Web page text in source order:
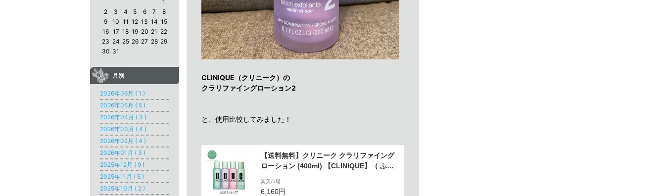
CLINIQUE（クリニーク）の
クラリファイングローション2
と、使用比較してみました！
【送料無料】クリニーク クラリファイング
ローション (400ml) 【CLINIQUE】（ ふき
）（ギフト）
楽天市場
6,160円
1
2
3 4 5 6 7
8
9
10 11 12 13 14 15
16 17 18 19 20 21 22
23 24 25 26 27 28 29
30 31
月別
2026年06月 ( 1 )
2026年05月 ( 5 )
2026年04月 ( 3 )
2026年03月 ( 4 )
2026年02月 ( 4 )
2026年01月 ( 3 )
2025年12月 ( 9 )
2025年11月 ( 5 )
2025年10月 ( 2 )